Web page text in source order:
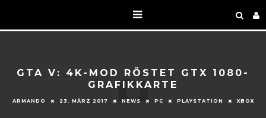
GTA V: 4K-MOD RÖSTET GTX 1080-
GRAFIKKARTE
ARMANDO 23. MÄRZ 2017 NEWS PC PLAYSTATION XBOX